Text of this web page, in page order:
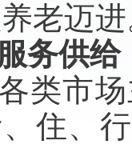
老迈进
务供
类市
住、